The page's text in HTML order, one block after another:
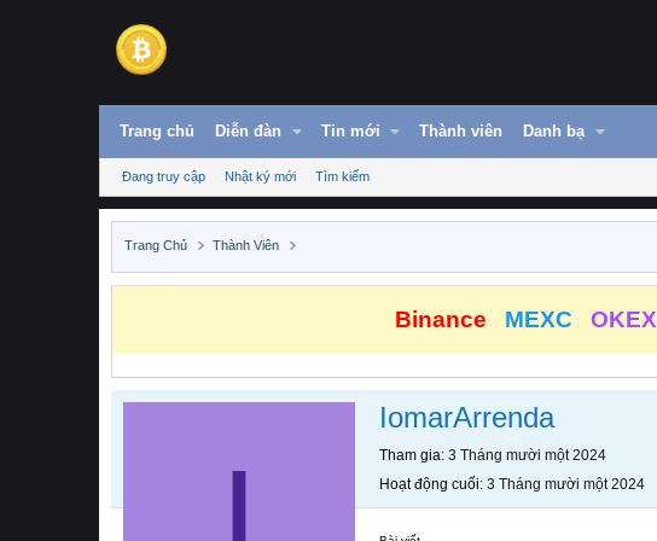
Trang chủ Diễn đàn Tin mới Thành viên Danh bạ
Đang truy cập Nhật ký mới Tìm kiếm
Trang Chủ Thành Viên
Binance MEXC OKEX
IomarArrenda
Tham gia 3 Tháng mười một 2024
Hoạt động cuối 3 Tháng mười một 2024